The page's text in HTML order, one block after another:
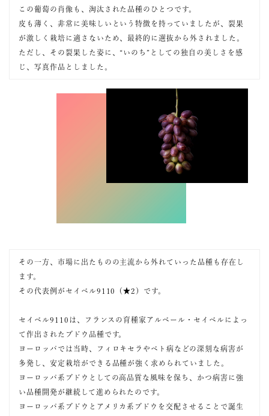
この葡萄の肖像も、淘汰された品種のひとつです。
皮も薄く、非常に美味しいという特徴を持っていましたが、裂果
が激しく栽培に適さないため、最終的に選抜から外されました。
ただし、その裂果した姿に、“いのち”としての独自の美しさを感
じ、写真作品としました。
その一方、市場に出たものの主流から外れていった品種も存在し
ます。
その代表例がセイベル9110（★2）です。
セイベル9110は、フランスの育種家アルベール・セイベルによっ
て作出されたブドウ品種です。
ヨーロッパでは当時、フィロキセラやベト病などの深刻な病害が
多発し、安定栽培ができる品種が強く求められていました。
ヨーロッパ系ブドウとしての高品質な風味を保ち、かつ病害に強
い品種開発が継続して進められたのです。
ヨーロッパ系ブドウとアメリカ系ブドウを交配させることで誕生